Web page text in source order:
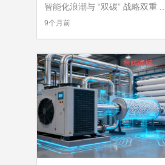
智能化浪潮与 “双碳” 战略双重 ...
9个月前